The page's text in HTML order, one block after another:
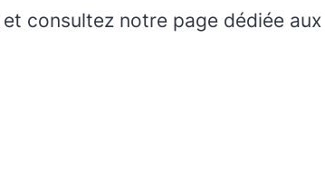
et consultez notre page dédiée